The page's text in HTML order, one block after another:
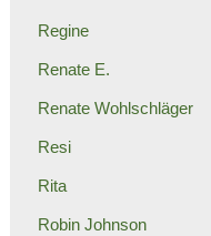
Regine
Renate E.
Renate Wohlschläger
Resi
Rita
Robin Johnson